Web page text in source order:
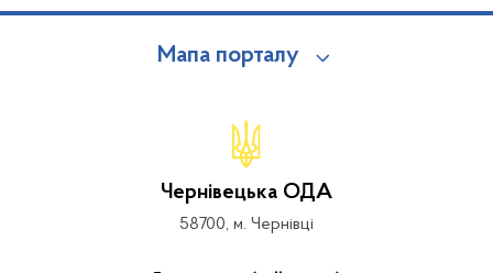
Мапа порталу
Чернівецька ОДА
58700, м. Чернівці